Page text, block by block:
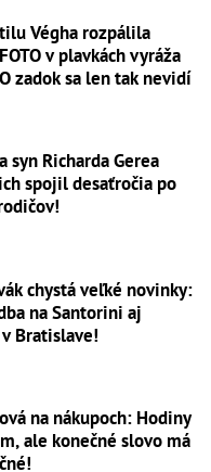
Végha rozpálila
v plavkách vyráža
zadok sa len tak nevidí
syn Richarda Gerea
spojil desaťročia po
chystá veľké novinky:
na Santorini aj
Bratislave!
na nákupoch: Hodiny
ale konečné slovo má